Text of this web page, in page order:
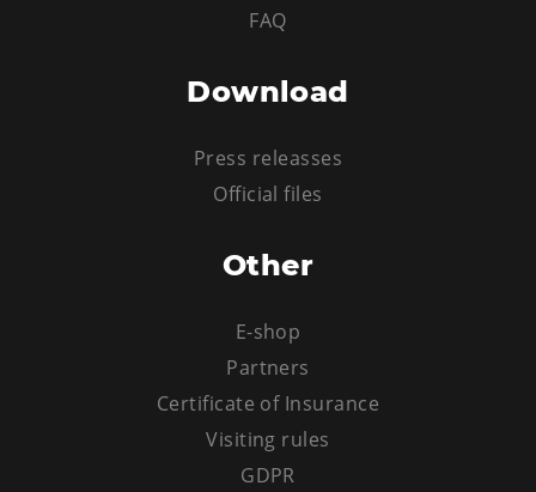
FAQ
Download
Press releasses
Official files
Other
E-shop
Partners
Certificate of Insurance
Visiting rules
GDPR